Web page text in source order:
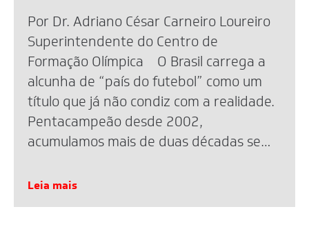
Por Dr. Adriano César Carneiro Loureiro
Superintendente do Centro de
Formação Olímpica O Brasil carrega a
alcunha de “país do futebol” como um
título que já não condiz com a realidade.
Pentacampeão desde 2002,
acumulamos mais de duas décadas sem
na Copa de 2026 reacendeu o debate,
Leia mais